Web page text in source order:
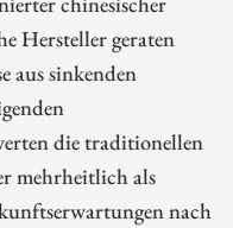
Hersteller geraten
aus sinkenden
die traditionellen
mehrheitlich als
nach